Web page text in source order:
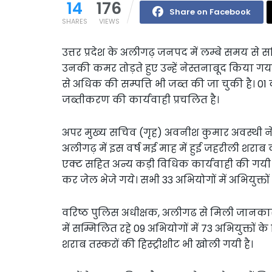
14
SHARES
176
VIEWS
Share on Facebook
उत्तर प्रदेश के अलीगढ़ जनपद में लम्बे समय से
उनकी कमर तोड़ते हुए उन्हें नेस्तनाबूद किया
से अधिक की सम्पत्ति भी जब्त की जा चुकी है।
जब्तीकरण की कार्यवाही प्रचलित है।
अपर मुख्य सचिव (गृह) अवनीश कुमार अवस्थी
अलीगढ़ में इस वर्ष मई माह में हुई जहरीली
एक्ट सहित अन्य कड़ी विधिक कार्यवाही की
कर जेल भेजे गये। सभी 33 अभियोगों में
वरिष्ठ पुलिस अधीक्षक, अलीगढ से मिली
में सम्मिलित रहे 09 अभियोगों में 73 अभियुक्तों के
शराब तस्करों की हिस्ट्रीशीट भी खोली गयी है।